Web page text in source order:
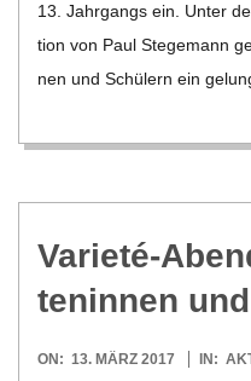
13. Jahr­gangs ein. Unter
tion von Paul Ste­ge­mann
nen und Schü­lern ein
Varieté-
ten­in­nen
2017-
ON: 13. MÄRZ 2017 IN: